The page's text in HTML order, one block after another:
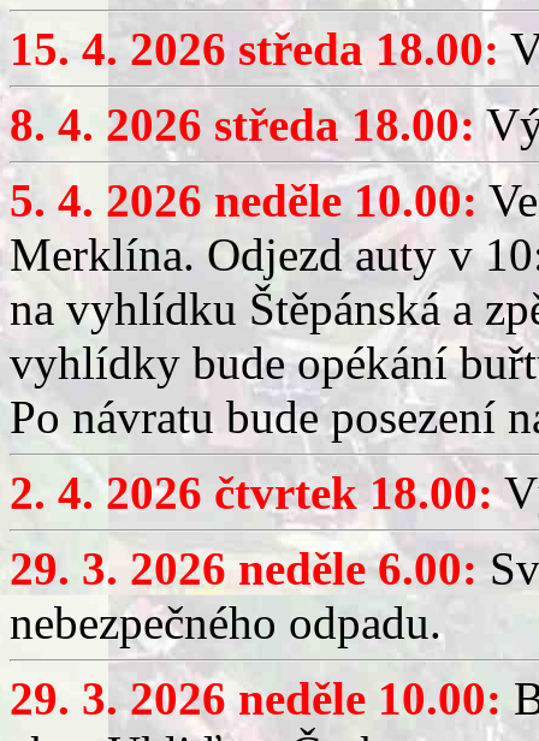
15. 4. 2026 středa 18.00:
8. 4. 2026 středa 18.00:
5. 4. 2026 neděle 10.00:
Merklína. Odjezd auty v
na vyhlídku Štěpánská a
vyhlídky bude opékání
Po návratu bude posezení
2. 4. 2026 čtvrtek 18.00:
29. 3. 2026 neděle 6.00:
nebezpečného odpadu.
29. 3. 2026 neděle 10.00: